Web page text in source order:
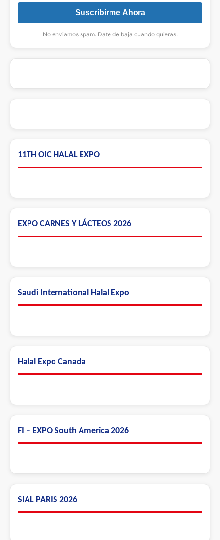
Suscribirme Ahora
No enviamos spam. Date de baja cuando quieras.
11TH OIC HALAL EXPO
EXPO CARNES Y LÁCTEOS 2026
Saudi International Halal Expo
Halal Expo Canada
FI – EXPO South America 2026
SIAL PARIS 2026